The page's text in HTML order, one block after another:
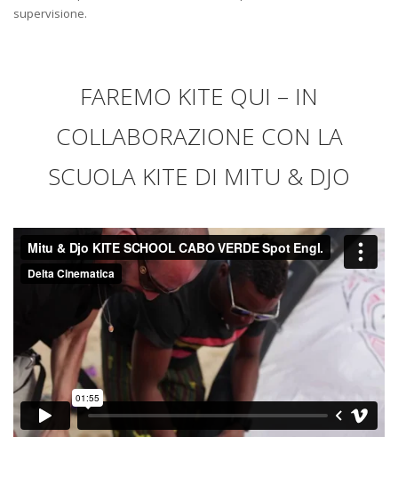
supervisione.
FAREMO KITE QUI – IN
COLLABORAZIONE CON LA
SCUOLA KITE DI MITU & DJO